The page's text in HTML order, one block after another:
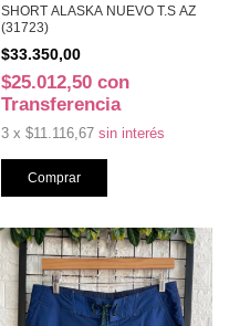
SHORT ALASKA NUEVO T.S AZ
(31723)
$33.350,00
$25.012,50 con
Transferencia
3 x $11.116,67 sin interés